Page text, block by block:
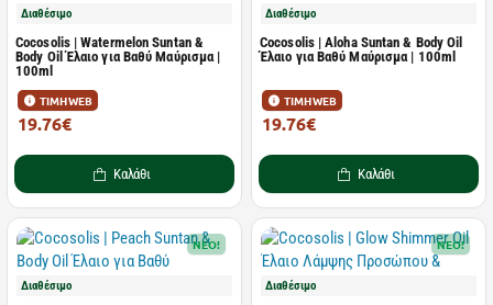
Διαθέσιμο
Cocosolis | Watermelon Suntan &
Body Oil Έλαιο για Βαθύ Μαύρισμα |
100ml
ΤΙΜΗ WEB
19.76€
Καλάθι
Διαθέσιμο
Cocosolis | Aloha Suntan & Body Oil
Έλαιο για Βαθύ Μαύρισμα | 100ml
ΤΙΜΗ WEB
19.76€
Καλάθι
NEO!
Διαθέσιμο
NEO!
Διαθέσιμο